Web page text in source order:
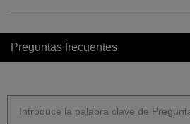
Preguntas frecuentes